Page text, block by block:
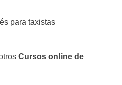
para taxistas
Cursos online de